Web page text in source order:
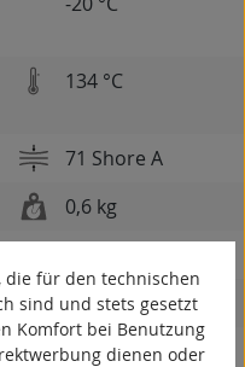
134 °C
71 Shore A
0,6 kg
die für den technischen
sind und stets gesetzt
Komfort bei Benutzung
dienen oder